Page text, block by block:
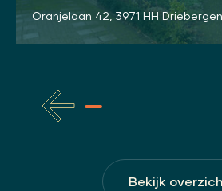
Oranjelaan 42, 3971 HH
Bekijk